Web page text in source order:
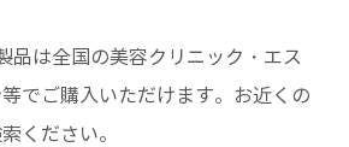
品は全国の美容クリニック・エス
でご購入いただけます。 お近くの
ください。